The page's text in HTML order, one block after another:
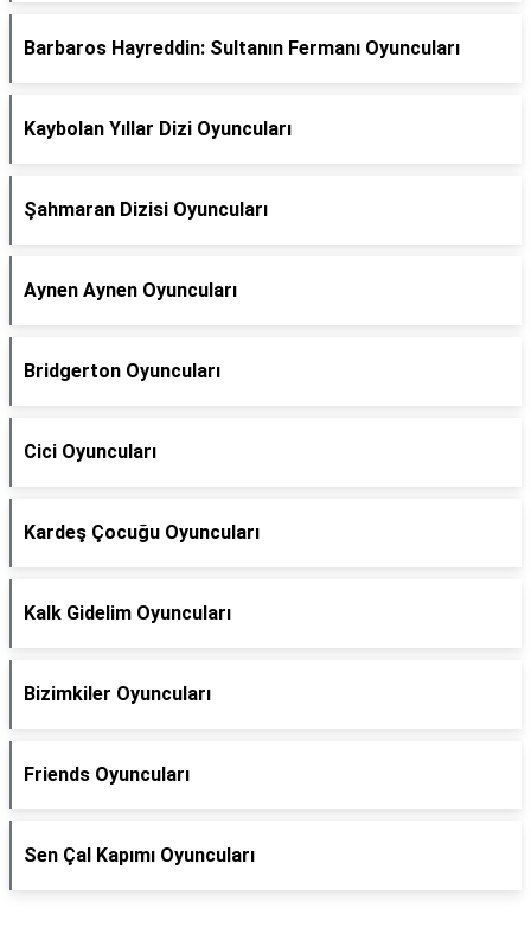
Barbaros Hayreddin: Sultanın Fermanı Oyuncuları
Kaybolan Yıllar Dizi Oyuncuları
Şahmaran Dizisi Oyuncuları
Aynen Aynen Oyuncuları
Bridgerton Oyuncuları
Cici Oyuncuları
Kardeş Çocuğu Oyuncuları
Kalk Gidelim Oyuncuları
Bizimkiler Oyuncuları
Friends Oyuncuları
Sen Çal Kapımı Oyuncuları